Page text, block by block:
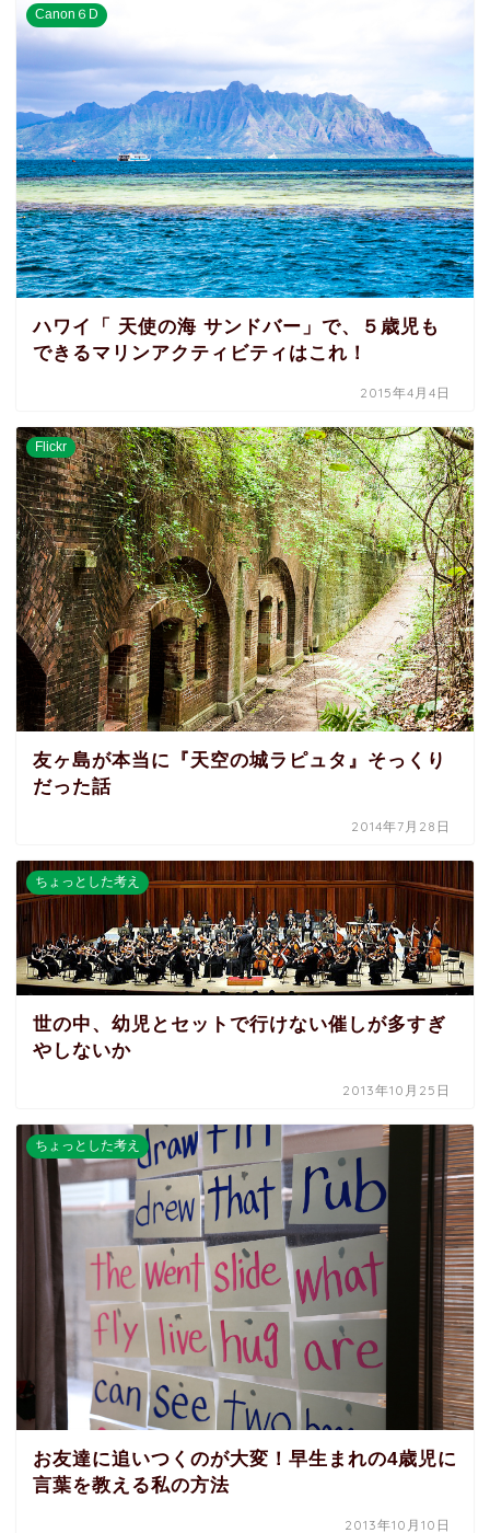
Canon６D
ハワイ「 天使の海 サンドバー」で、５歳児も
できるマリンアクティビティはこれ！
2015年4月4日
Flickr
友ヶ島が本当に『天空の城ラピュタ』そっくり
だった話
2014年7月28日
ちょっとした考え
世の中、幼児とセットで行けない催しが多すぎ
やしないか
2013年10月25日
ちょっとした考え
お友達に追いつくのが大変！早生まれの4歳児に
言葉を教える私の方法
2013年10月10日